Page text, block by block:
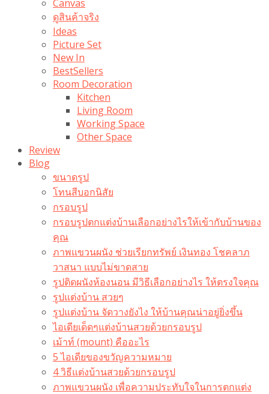
Canvas
ดูสินค้าจริง
Ideas
Picture Set
New In
BestSellers
Room Decoration
Kitchen
Living Room
Working Space
Other Space
Review
Blog
ขนาดรูป
โทนสีบอกนิสัย
กรอบรูป
กรอบรูปตกแต่งบ้านเลือกอย่างไรให้เข้ากับบ้านของ
คุณ
ภาพแขวนผนัง ช่วยเรียกทรัพย์ เงินทอง โชคลาภ
วาสนา แบบไม่ขาดสาย
รูปติดผนังห้องนอน มีวิธีเลือกอย่างไร ให้ตรงใจคุณ
รูปแต่งบ้าน สวยๆ
รูปแต่งบ้าน จัดวางยังไง ให้บ้านคุณน่าอยู่ยิ่งขึ้น
ไอเดียเด็ดๆแต่งบ้านสวยด้วยกรอบรูป
เม้าท์ (mount) คืออะไร​
5 ไอเดียของขวัญความหมาย
4 วิธีแต่งบ้านสวยด้วยกรอบรูป
ภาพแขวนผนัง เพื่อความประทับใจในการตกแต่ง